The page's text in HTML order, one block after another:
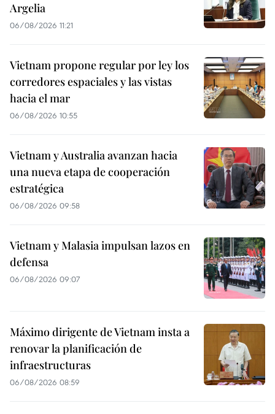
Argelia
06/08/2026 11:21
Vietnam propone regular por ley los
corredores espaciales y las vistas
hacia el mar
06/08/2026 10:55
Vietnam y Australia avanzan hacia
una nueva etapa de cooperación
estratégica
06/08/2026 09:58
Vietnam y Malasia impulsan lazos en
defensa
06/08/2026 09:07
Máximo dirigente de Vietnam insta a
renovar la planificación de
infraestructuras
06/08/2026 08:59